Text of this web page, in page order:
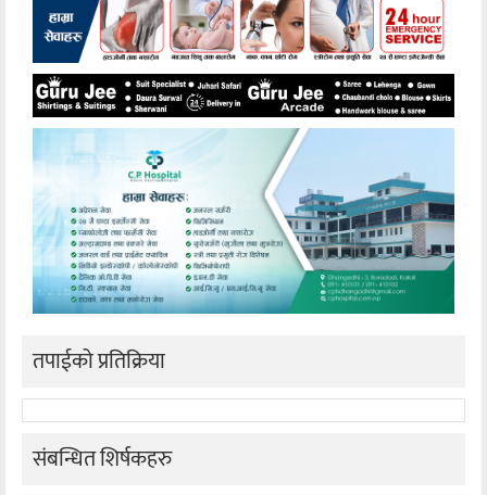
तपाईको प्रतिक्रिया
संबन्धित शिर्षकहरु